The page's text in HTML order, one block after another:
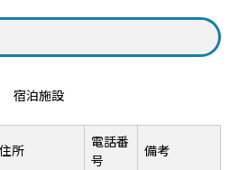
宿泊施設
住所
電話番
号
備考